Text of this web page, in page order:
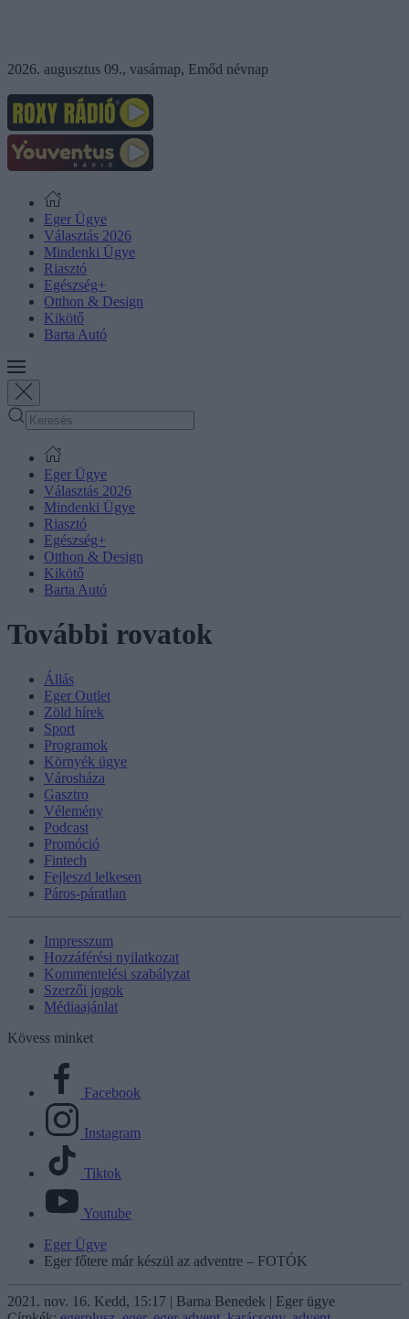
2026. augusztus 09., vasárnap, Emőd névnap
Eger Ügye
Választás 2026
Mindenki Ügye
Riasztó
Egészség+
Otthon & Design
Kikötő
Barta Autó
Eger Ügye
Választás 2026
Mindenki Ügye
Riasztó
Egészség+
Otthon & Design
Kikötő
Barta Autó
További rovatok
Állás
Eger Outlet
Zöld hírek
Sport
Programok
Környék ügye
Városháza
Gasztro
Vélemény
Podcast
Promóció
Fintech
Fejleszd lelkesen
Páros-páratlan
Impresszum
Hozzáférési nyilatkozat
Kommentelési szabályzat
Szerzői jogok
Médiaajánlat
Kövess minket
Facebook
Instagram
Tiktok
Youtube
Eger Ügye
Eger főtere már készül az adventre – FOTÓK
2021. nov. 16. Kedd, 15:17 | Barna Benedek | Eger ügye